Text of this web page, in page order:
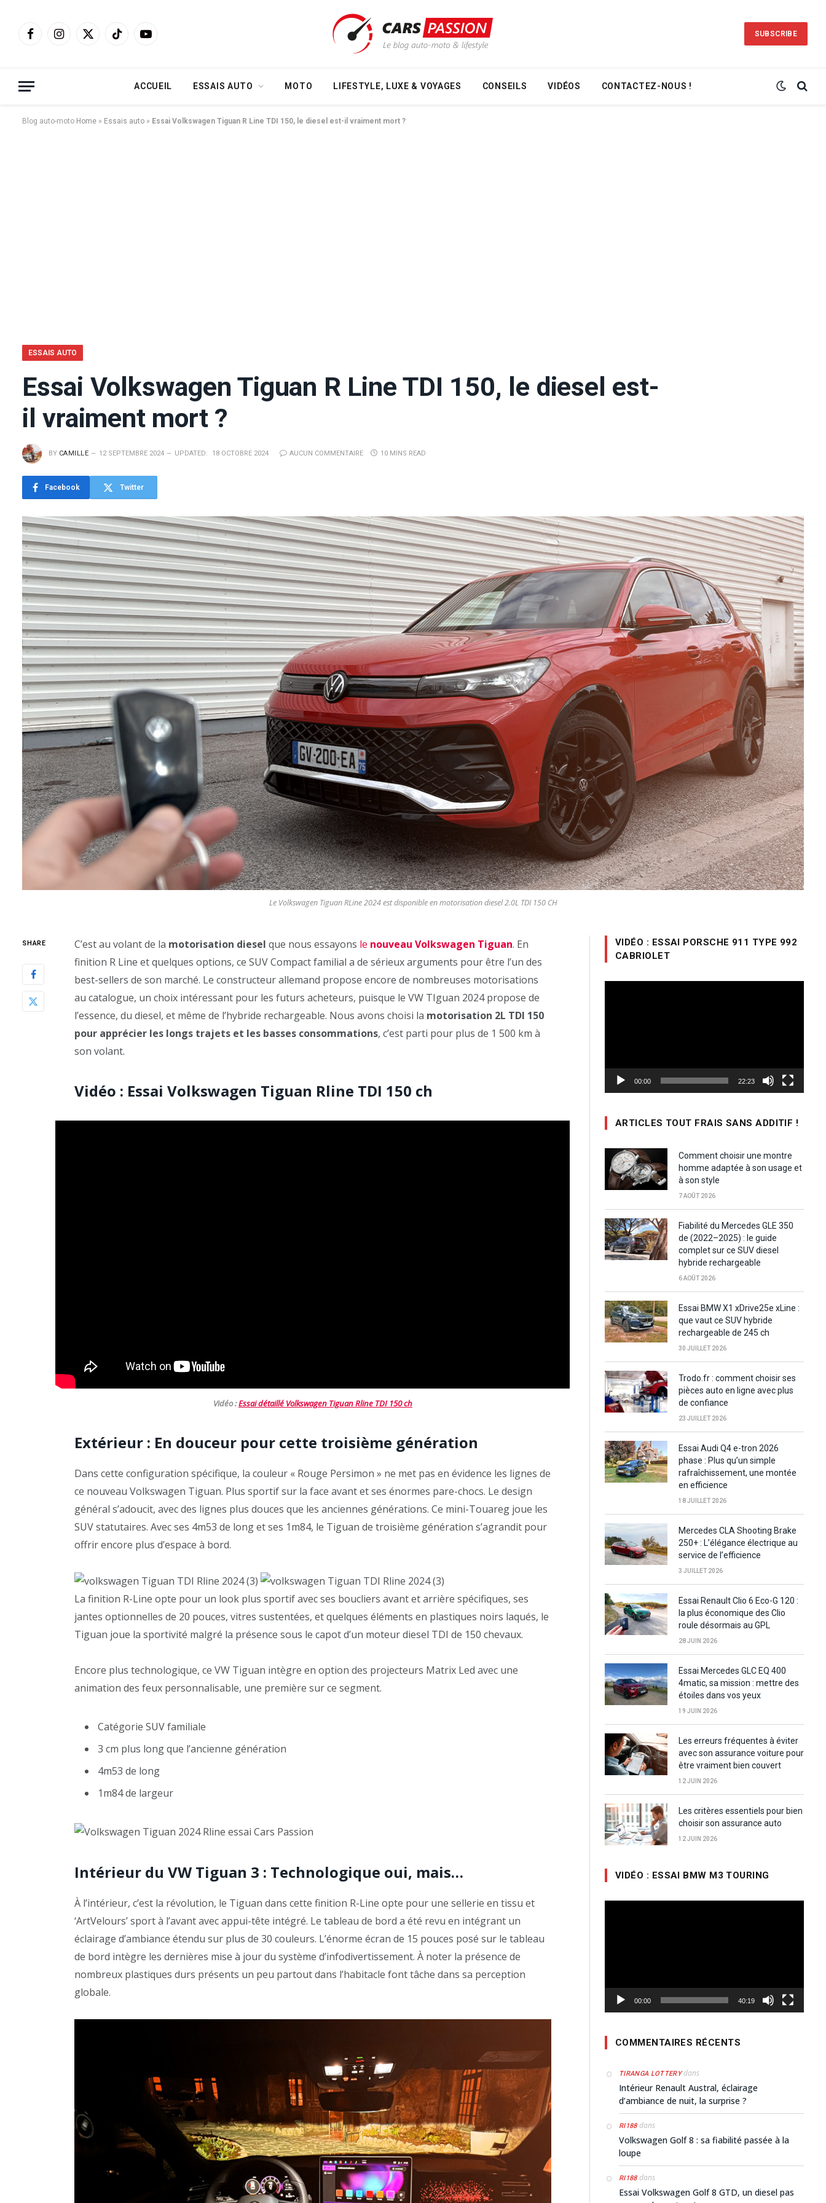
FacebookInstagram
X
TikTokYouTube SUBSCRIBE
ACCUEIL ESSAIS AUTO MOTO LIFESTYLE, LUXE & VOYAGES CONSEILS VIDÉOS CONTACTEZ-NOUS !
Blog auto-moto Home » Essais auto » Essai Volkswagen Tiguan R Line TDI 150, le diesel est-il vraiment mort ?
ESSAIS AUTO
Essai Volkswagen Tiguan R Line TDI 150, le diesel est-
il vraiment mort ?
BY CAMILLE 12 SEPTEMBRE 2024 UPDATED: 18 OCTOBRE 2024 AUCUN COMMENTAIRE 10 MINS READ
Facebook Twitter
Le Volkswagen Tiguan RLine 2024 est disponible en motorisation diesel 2.0L TDI 150 CH
SHARE C’est au volant de la motorisation diesel que nous essayons le nouveau Volkswagen Tiguan. En
finition R Line et quelques options, ce SUV Compact familial a de sérieux arguments pour être l’un des
best-sellers de son marché. Le constructeur allemand propose encore de nombreuses motorisations
au catalogue, un choix intéressant pour les futurs acheteurs, puisque le VW TIguan 2024 propose de
l’essence, du diesel, et même de l’hybride rechargeable. Nous avons choisi la motorisation 2L TDI 150
pour apprécier les longs trajets et les basses consommations, c’est parti pour plus de 1 500 km à
son volant.
Vidéo : Essai Volkswagen Tiguan Rline TDI 150 ch
Vidéo :Essai détaillé Volkswagen Tiguan Rline TDI 150 ch
Extérieur : En douceur pour cette troisième génération
Dans cette configuration spécifique, la couleur « Rouge Persimon » ne met pas en évidence les lignes de
ce nouveau Volkswagen Tiguan. Plus sportif sur la face avant et ses énormes pare-chocs. Le design
général s’adoucit, avec des lignes plus douces que les anciennes générations. Ce mini-Touareg joue les
SUV statutaires. Avec ses 4m53 de long et ses 1m84, le Tiguan de troisième génération s’agrandit pour
offrir encore plus d’espace à bord.
La finition R-Line opte pour un look plus sportif avec ses boucliers avant et arrière spécifiques, ses
jantes optionnelles de 20 pouces, vitres sustentées, et quelques éléments en plastiques noirs laqués, le
Tiguan joue la sportivité malgré la présence sous le capot d’un moteur diesel TDI de 150 chevaux.
Encore plus technologique, ce VW Tiguan intègre en option des projecteurs Matrix Led avec une
animation des feux personnalisable, une première sur ce segment.
Catégorie SUV familiale
3 cm plus long que l’ancienne génération
4m53 de long
1m84 de largeur
Intérieur du VW Tiguan 3 : Technologique oui, mais…
À l’intérieur, c’est la révolution, le Tiguan dans cette finition R-Line opte pour une sellerie en tissu et
‘ArtVelours’ sport à l’avant avec appui-tête intégré. Le tableau de bord a été revu en intégrant un
éclairage d’ambiance étendu sur plus de 30 couleurs. L’énorme écran de 15 pouces posé sur le tableau
de bord intègre les dernières mise à jour du système d’infodivertissement. À noter la présence de
nombreux plastiques durs présents un peu partout dans l’habitacle font tâche dans sa perception
globale.
VIDÉO : ESSAI PORSCHE 911 TYPE 992
CABRIOLET
00:00 22:23
ARTICLES TOUT FRAIS SANS ADDITIF !
Comment choisir une montre
homme adaptée à son usage et
à son style
7 AOÛT 2026
Fiabilité du Mercedes GLE 350
de (2022–2025) : le guide
complet sur ce SUV diesel
hybride rechargeable
6 AOÛT 2026
Essai BMW X1 xDrive25e xLine :
que vaut ce SUV hybride
rechargeable de 245 ch
30 JUILLET 2026
Trodo.fr : comment choisir ses
pièces auto en ligne avec plus
de confiance
23 JUILLET 2026
Essai Audi Q4 e-tron 2026
phase : Plus qu’un simple
rafraîchissement, une montée
en efficience
18 JUILLET 2026
Mercedes CLA Shooting Brake
250+ : L’élégance électrique au
service de l’efficience
3 JUILLET 2026
Essai Renault Clio 6 Eco-G 120 :
la plus économique des Clio
roule désormais au GPL
28 JUIN 2026
Essai Mercedes GLC EQ 400
4matic, sa mission : mettre des
étoiles dans vos yeux
19 JUIN 2026
Les erreurs fréquentes à éviter
avec son assurance voiture pour
être vraiment bien couvert
12 JUIN 2026
Les critères essentiels pour bien
choisir son assurance auto
12 JUIN 2026
VIDÉO : ESSAI BMW M3 TOURING
00:00 40:19
COMMENTAIRES RÉCENTS
TIRANGA LOTTERYdans
Intérieur Renault Austral, éclairage
d’ambiance de nuit, la surprise ?
RI188dans
Volkswagen Golf 8 : sa fiabilité passée à la
loupe
RI188dans
Essai Volkswagen Golf 8 GTD, un diesel pas